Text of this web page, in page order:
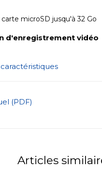
microSD jusqu'à 32 Go
d'enregistrement vidéo
(PDF)
Articles